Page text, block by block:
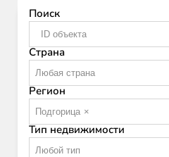
Поиск
Страна
Любая страна
Регион
Подгорица ×
Тип недвижимости
Любой тип